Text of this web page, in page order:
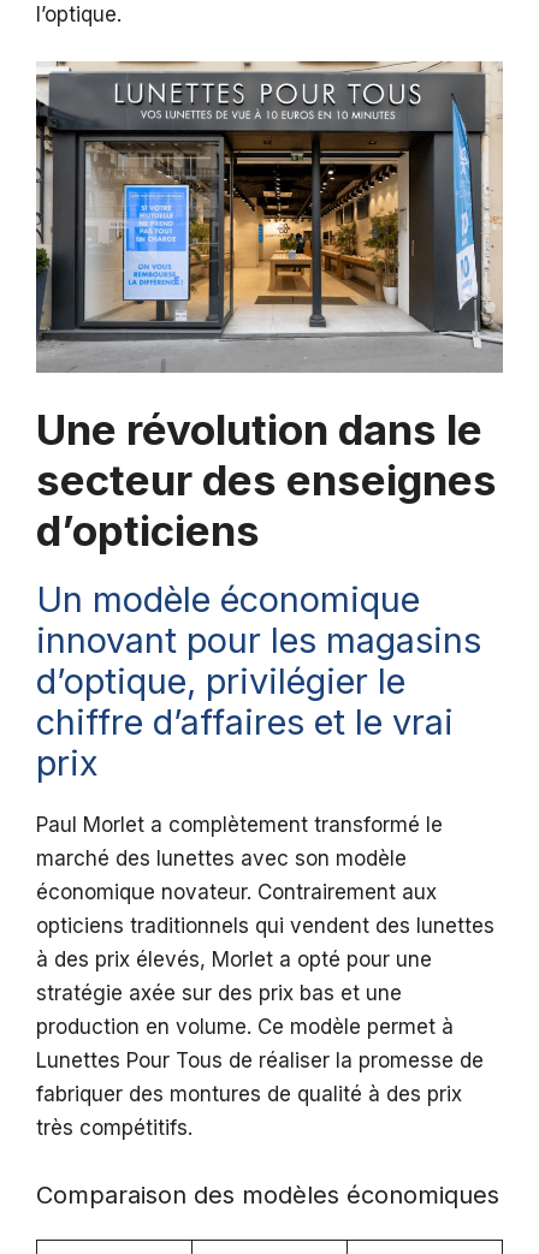
l’optique.
Une révolution dans le
secteur des enseignes
d’opticiens
Un modèle économique
innovant pour les magasins
d’optique, privilégier le
chiffre d’affaires et le vrai
prix
Paul Morlet a complètement transformé le
marché des lunettes avec son modèle
économique novateur. Contrairement aux
opticiens traditionnels qui vendent des lunettes
à des prix élevés, Morlet a opté pour une
stratégie axée sur des prix bas et une
production en volume. Ce modèle permet à
Lunettes Pour Tous de réaliser la promesse de
fabriquer des montures de qualité à des prix
très compétitifs.
Comparaison des modèles économiques